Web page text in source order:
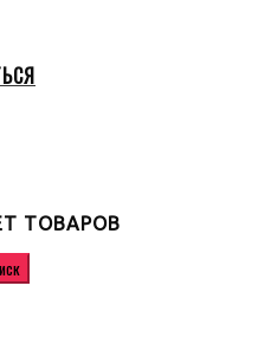
ТОВАРОВ